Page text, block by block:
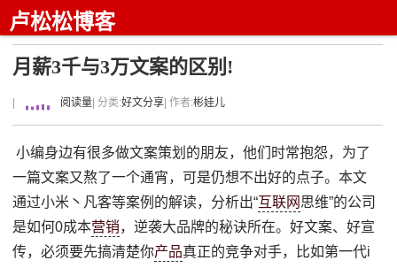
卢松松博客
月薪3千与3万文案的区别!
阅读量 | 分类:好文分享 | 作者:彬娃儿
小编身边有很多做文案策划的朋友，他们时常抱怨，为了
一篇文案又熬了一个通宵，可是仍想不出好的点子。本文
通过小米丶凡客等案例的解读，分析出“互联网 思维”的公司
是如何0成本营销，逆袭大品牌的秘诀所在。好文案、好宣
传，必须要先搞清楚你产品真正的竞争对手，比如第一代i